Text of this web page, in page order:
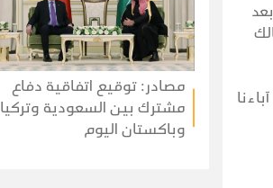
مصادر: توقيع اتفاقية دفاع
مشترك بين السعودية وتركيا
وباكستان اليوم